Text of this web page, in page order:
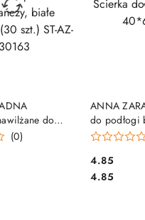
do
szt.) ST-AZ-
(0)
KOSZYKA
ANNA
do podłogi
1392
Cena:
4.85
Cena:
4.85